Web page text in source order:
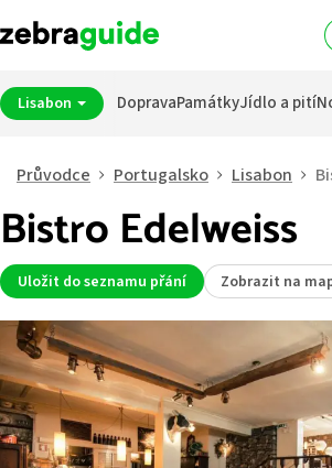
Lisabon DopravaPamátkyJídlo a pití
Průvodce Portugalsko Lisabon
Bistro Edelweiss
Uložit do seznamu přání Zobrazit na